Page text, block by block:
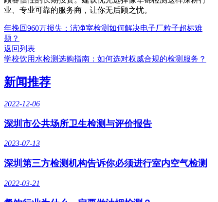
业、专业可靠的服务商，让你无后顾之忧。
年挽回960万损失：洁净室检测如何解决电子厂粒子超标难
题？
返回列表
学校饮用水检测选购指南：如何选对权威合规的检测服务？
新闻推荐
2022-12-06
深圳市公共场所卫生检测与评价报告
2023-07-13
深圳第三方检测机构告诉你必须进行室内空气检测
2022-03-21